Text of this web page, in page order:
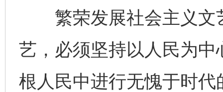
繁荣发展社会主义文
艺，必须坚持以人民为
根人民中进行无愧于时